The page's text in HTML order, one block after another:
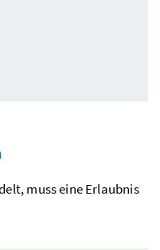
muss eine Erlaubnis